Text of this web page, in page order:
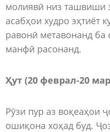
молиявӣ низ ташвиши
асабҳои худро эҳтиёт
равонӣ метавонанд ба
манфӣ расонанд.
Ҳут (20 феврал-20
Рӯзи пур аз воқеаҳои
ошиқона хоҳад буд.